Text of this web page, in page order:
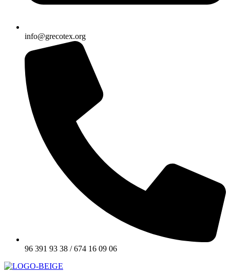
info@grecotex.org
96 391 93 38 / 674 16 09 06